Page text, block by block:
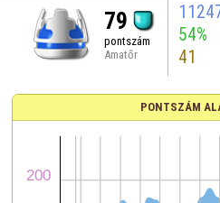
79
pontszám
Amatőr
54%
41
PONTSZÁM